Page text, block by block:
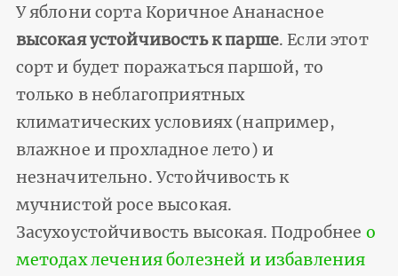
У яблони сорта Коричное Ананасное
высокая устойчивость к парше. Если этот
сорт и будет поражаться паршой, то
только в неблагоприятных
климатических условиях (например,
влажное и прохладное лето) и
незначительно. Устойчивость к
мучнистой росе высокая.
Засухоустойчивость высокая. Подробнее о
методах лечения болезней и избавления